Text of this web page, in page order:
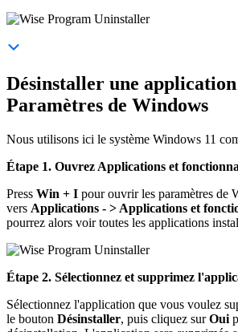
Désinstaller une application
Paramètres de Windows
Nous utilisons ici le système Windows 11
Étape 1. Ouvrez Applications et
Press Win + I pour ouvrir les paramètres de
vers Applications - > Applications et
pourrez alors voir toutes les applications
Étape 2. Sélectionnez et supprimez
Sélectionnez l'application que vous voulez
le bouton Désinstaller, puis cliquez surOui